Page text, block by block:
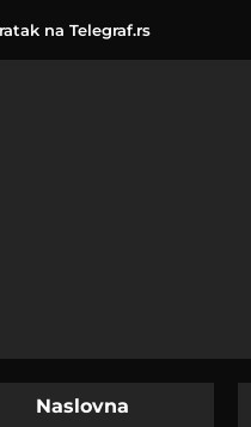
na Telegraf.rs
Naslovna